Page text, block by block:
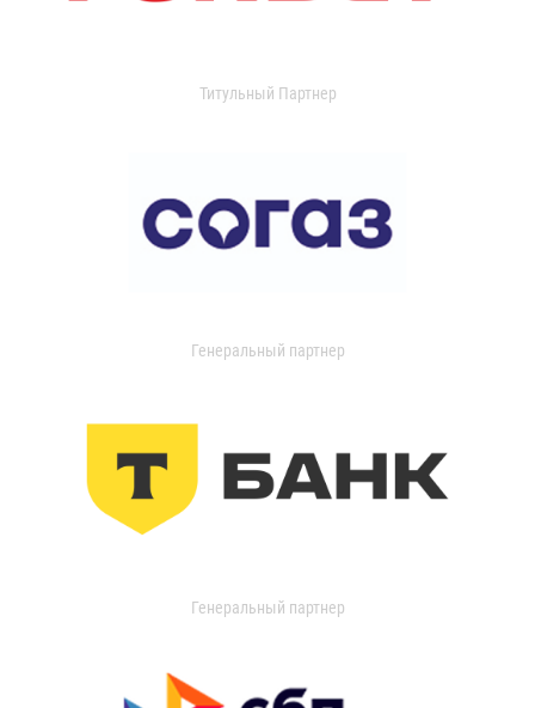
Титульный Партнер
Генеральный партнер
Генеральный партнер